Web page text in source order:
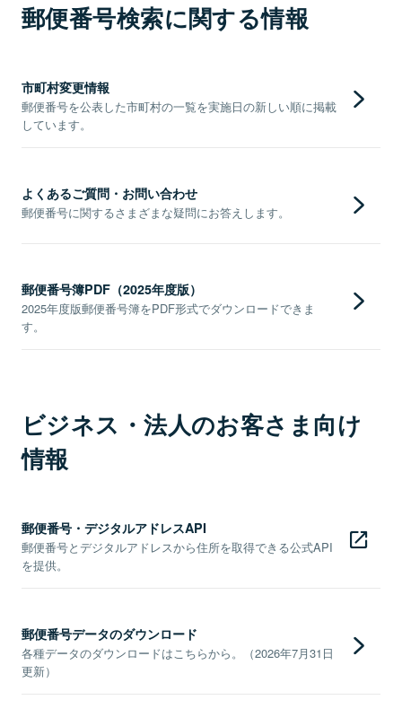
郵便番号検索に関する情報
市町村変更情報
郵便番号を公表した市町村の一覧を実施日の新しい順に掲載
しています。
よくあるご質問・お問い合わせ
郵便番号に関するさまざまな疑問にお答えします。
郵便番号簿PDF（2025年度版）
2025年度版郵便番号簿をPDF形式でダウンロードできま
す。
ビジネス・法人のお客さま向け
情報
郵便番号・デジタルアドレスAPI
郵便番号とデジタルアドレスから住所を取得できる公式API
を提供。
郵便番号データのダウンロード
各種データのダウンロードはこちらから。（2026年7月31日
更新）